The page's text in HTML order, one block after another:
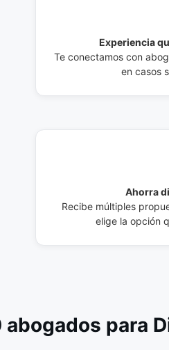
Experiencia
Te conectamos con
en casos
Ahorra
Recibe múltiples
elige la opción
abogados para